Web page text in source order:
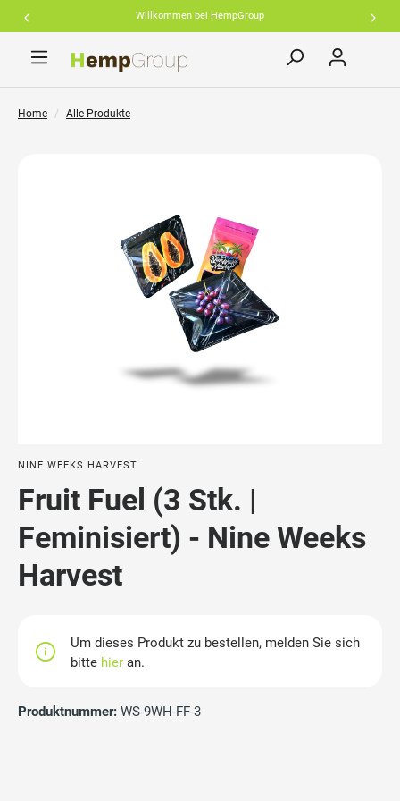
Willkommen bei HempGroup
springen
Home Alle Produkte
Fruit Fuel (3 Stk. |
Feminisiert) - Nine Weeks
Harvest
NINE WEEKS HARVEST
Um dieses Produkt zu bestellen, melden Sie sich
bitte hier an.
Produktnummer: WS-9WH-FF-3